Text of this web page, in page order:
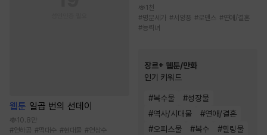
웹툰 일곱 번의 선데이
10.8만
#연하공 #떡대수 #현대물 #연상수
1천
#명문세가 #서양풍 #로맨스 #연애/결혼
#능력녀
장르+ 웹툰/만화
인기 키워드
#복수물 #성장물
#역사/시대물 #연애/결혼
#오피스물 #복수 #힐링물